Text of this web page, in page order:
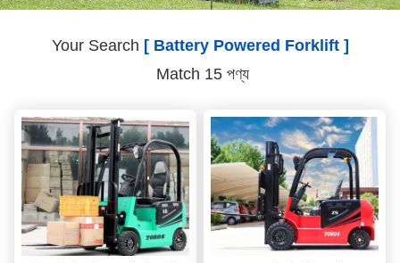
Your Search [ Battery Powered Forklift ]
Match 15 পণ্য